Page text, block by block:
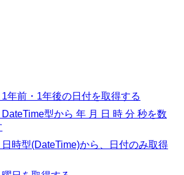
1年前・1年後の日付を取得する
型から 年 月 日 時 分 秒を数
日時型(DateTime)から、日付のみ取得